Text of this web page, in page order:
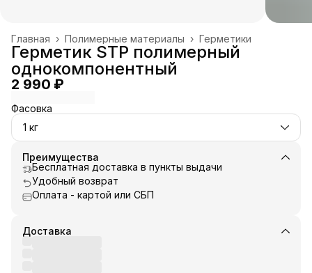
Герметики
Полимерные материалы ›
Главная ›
Герметик STP полимерный
однокомпонентный
2 990 ₽
Фасовка
1 кг
Преимущества
Бесплатная доставка в пункты выдачи
Удобный возврат
Оплата - картой или СБП
Доставка